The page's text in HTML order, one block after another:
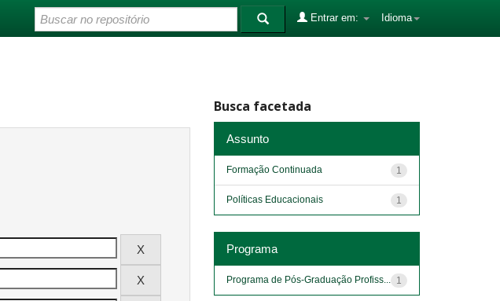
Idioma
Entrar em:
Busca facetada
Assunto
1
Formação Continuada
1
Políticas Educacionais
Programa
1
Programa de Pós-Graduação Profiss...